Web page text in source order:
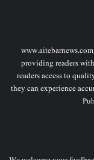
providing readers
readers access to
they can experience